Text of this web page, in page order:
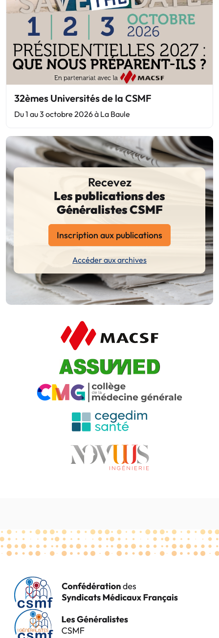
32èmes Universités de la CSMF
Du 1 au 3 octobre 2026 à La Baule
Recevez
Les publications des
Généralistes CSMF
Inscription aux publications
Accéder aux archives